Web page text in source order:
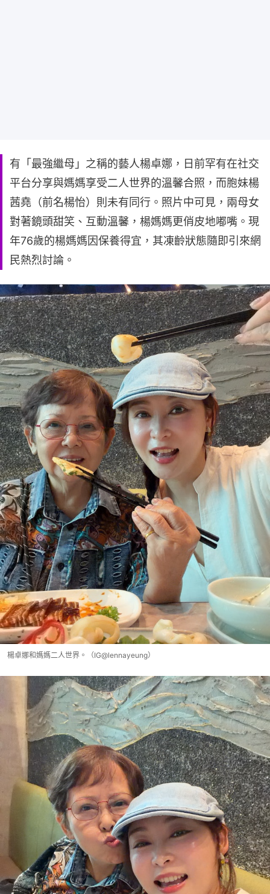
有「最強繼母」之稱的藝人楊卓娜，日前罕有在社交
平台分享與媽媽享受二人世界的溫馨合照，而胞妹楊
茜堯（前名楊怡）則未有同行。照片中可見，兩母女
對著鏡頭甜笑、互動溫馨，楊媽媽更俏皮地嘟嘴。現
年76歲的楊媽媽因保養得宜，其凍齡狀態隨即引來網
民熱烈討論。
楊卓娜和媽媽二人世界。（IG@lennayeung）